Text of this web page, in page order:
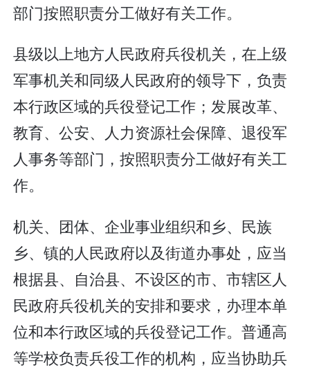
部门按照职责分工做好有关工作。
县级以上地方人民政府兵役机关，在上级
军事机关和同级人民政府的领导下，负责
本行政区域的兵役登记工作；发展改革、
教育、公安、人力资源社会保障、退役军
人事务等部门，按照职责分工做好有关工
作。
机关、团体、企业事业组织和乡、民族
乡、镇的人民政府以及街道办事处，应当
根据县、自治县、不设区的市、市辖区人
民政府兵役机关的安排和要求，办理本单
位和本行政区域的兵役登记工作。普通高
等学校负责兵役工作的机构，应当协助兵